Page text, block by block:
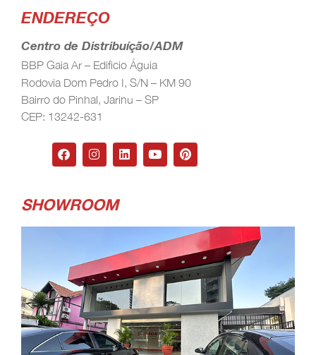
ENDEREÇO
Centro de Distribuíção/ADM
BBP Gaia Ar – Edificio Águia
Rodovia Dom Pedro I, S/N – KM 90
Bairro do Pinhal, Jarinu – SP
CEP: 13242-631
SHOWROOM